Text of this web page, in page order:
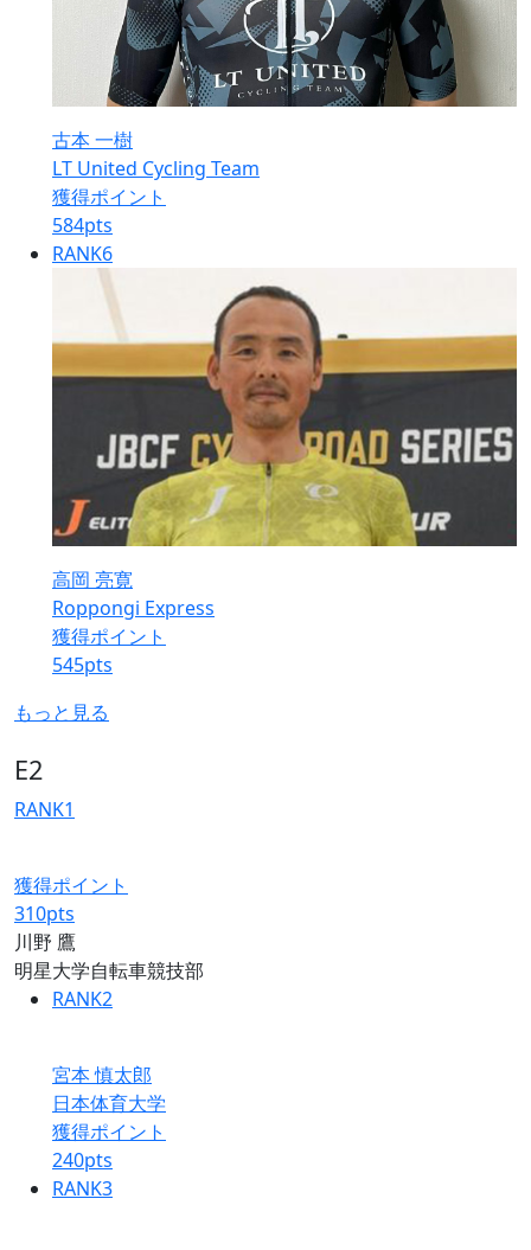
古本 一樹
LT United Cycling Team
獲得ポイント
584pts
RANK6
高岡 亮寛
Roppongi Express
獲得ポイント
545pts
もっと見る
E2
RANK1
獲得ポイント
310pts
川野 鷹
明星大学自転車競技部
RANK2
宮本 慎太郎
日本体育大学
獲得ポイント
240pts
RANK3